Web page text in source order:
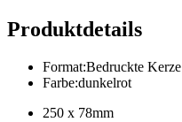
Produktdetails
Format:Bedruckte Kerze
Farbe:dunkelrot
250 x 78mm